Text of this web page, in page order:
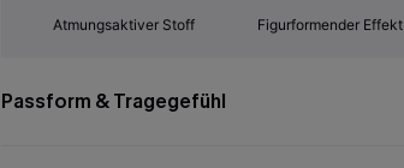
Atmungsaktiver Stoff Figurformender Effekt
Passform & Tragegefühl